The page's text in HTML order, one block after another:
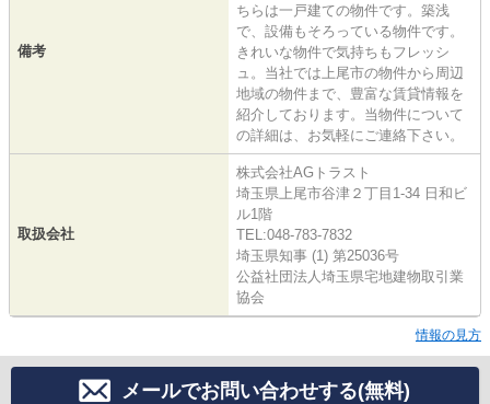
備考
ちらは一戸建ての物件です。築浅
で、設備もそろっている物件です。
きれいな物件で気持ちもフレッシ
ュ。当社では上尾市の物件から周辺
地域の物件まで、豊富な賃貸情報を
紹介しております。当物件について
の詳細は、お気軽にご連絡下さい。
取扱会社
株式会社AGトラスト
埼玉県上尾市谷津２丁目1-34 日和ビ
ル1階
TEL:048-783-7832
埼玉県知事 (1) 第25036号
公益社団法人埼玉県宅地建物取引業
協会
情報の見方
メールでお問い合わせする(無料)